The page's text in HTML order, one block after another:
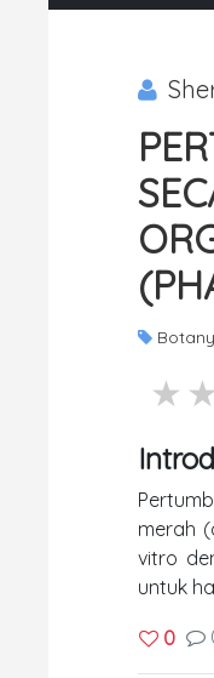
Botany
merah
vitro
untuk
0